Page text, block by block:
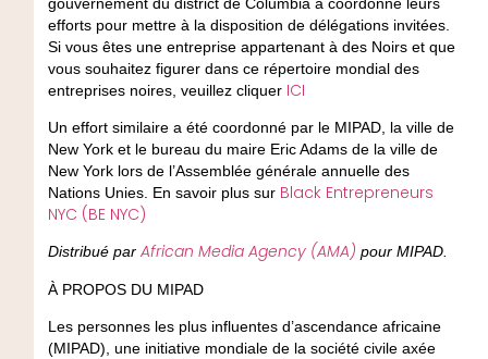
efforts pour mettre à la disposition de délégations invitées.
Si vous êtes une entreprise appartenant à des Noirs et que
vous souhaitez figurer dans ce répertoire mondial des
entreprises noires, veuillez cliquer ICI
Un effort similaire a été coordonné par le MIPAD, la ville de
New York et le bureau du maire Eric Adams de la ville de
New York lors de l’Assemblée générale annuelle des
Nations Unies. En savoir plus sur Black Entrepreneurs
NYC (BE NYC)
Distribué par African Media Agency (AMA) pour MIPAD.
À PROPOS DU MIPAD
Les personnes les plus influentes d’ascendance africaine
(MIPAD), une initiative mondiale de la société civile axée